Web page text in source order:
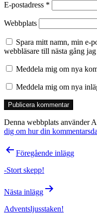
E-postadress *
Webbplats
Spara mitt namn, min e-
webbläsare till nästa gång
Meddela mig om nya
Meddela mig om nya
Denna webbplats använder
dig om hur din
Inläggsnavigering
Föregående inlägg
-Stort skepp!
Nästa inlägg
Adventsljusstaken!